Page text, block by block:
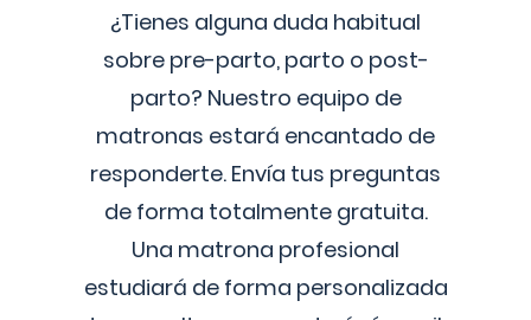
¿Tienes alguna duda habitual
sobre pre-parto, parto o post-
parto? Nuestro equipo de
matronas estará encantado de
responderte. Envía tus preguntas
de forma totalmente gratuita.
Una matrona profesional
estudiará de forma personalizada